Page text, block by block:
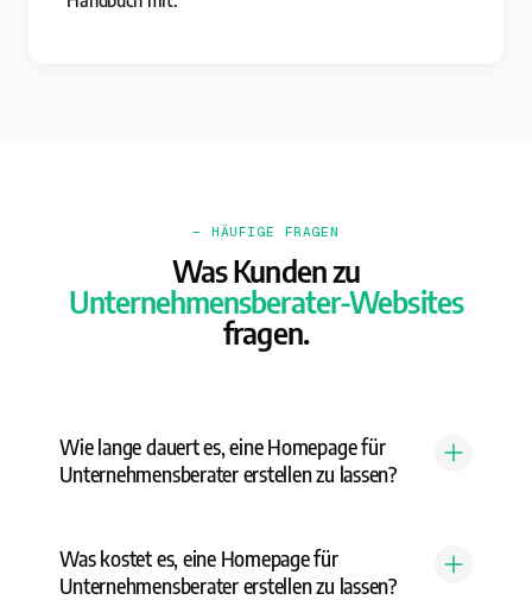
— HÄUFIGE FRAGEN
Was Kunden zu
Unternehmensberater-Websites
fragen.
Wie lange dauert es, eine Homepage für
Unternehmensberater erstellen zu lassen?
Was kostet es, eine Homepage für
Unternehmensberater erstellen zu lassen?